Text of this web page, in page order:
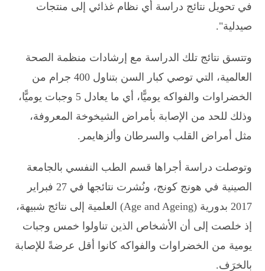
في تحويل نتائج دراسة أي نظام غذائي إلى منتجات
صيدلية".
وتتسق نتائج تلك الدراسة مع إرشادات منظمة الصحة
العالمية، التي توصي كبار السن بتناول 400 جرام من
الخضراوات والفواكه يوميًّا، أي ما يعادل 5 وجبات يوميًّا،
وذلك للحد من الإصابة بأمراض الشيخوخة المعروفة،
مثل أمراض القلب والسرطان وألزهايمر.
وتوصلت دراسة أجراها قسم الطب النفسي بالجامعة
الصينية في هونج كونج، ونُشرت نتائجها في 27 فبراير
2017 بدورية (Age and Ageing) العلمية إلى نتائج شبيهة،
إذ خلصت إلى أن الأشخاص الذين تناولوا خمس وجبات
يومية من الخضراوات والفواكه كانوا أقل عرضةً للإصابة
بالخرَف.